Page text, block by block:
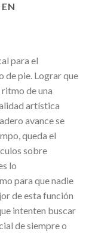
para el
de pie. Lograr que
de una
artística
avance se
queda el
sobre
lo
para que nadie
de esta función
intenten buscar
de siempre o